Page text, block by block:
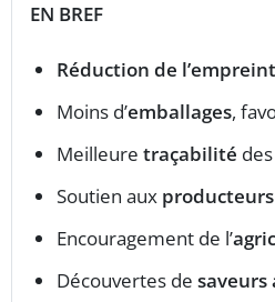
EN BREF
Réduction de
Moins d’emballages,
Meilleure traçabilité
Soutien aux
Encouragement de l’
Découvertes de